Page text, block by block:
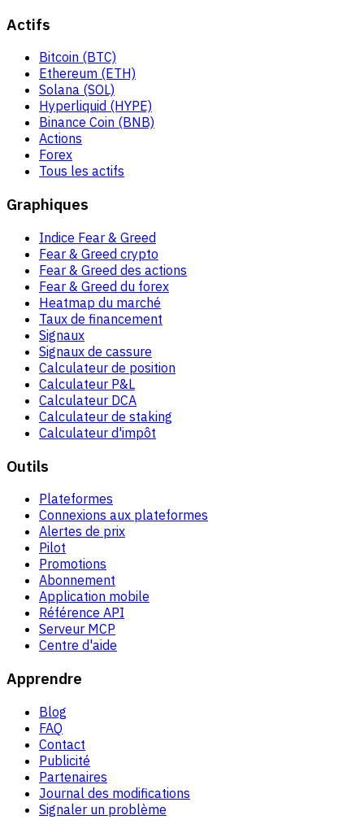
Actifs
Bitcoin (BTC)
Ethereum (ETH)
Solana (SOL)
Hyperliquid (HYPE)
Binance Coin (BNB)
Actions
Forex
Tous les actifs
Graphiques
Indice Fear & Greed
Fear & Greed crypto
Fear & Greed des actions
Fear & Greed du forex
Heatmap du marché
Taux de financement
Signaux
Signaux de cassure
Calculateur de position
Calculateur P&L
Calculateur DCA
Calculateur de staking
Calculateur d'impôt
Outils
Plateformes
Connexions aux plateformes
Alertes de prix
Pilot
Promotions
Abonnement
Application mobile
Référence API
Serveur MCP
Centre d'aide
Apprendre
Blog
FAQ
Contact
Publicité
Partenaires
Journal des modifications
Signaler un problème